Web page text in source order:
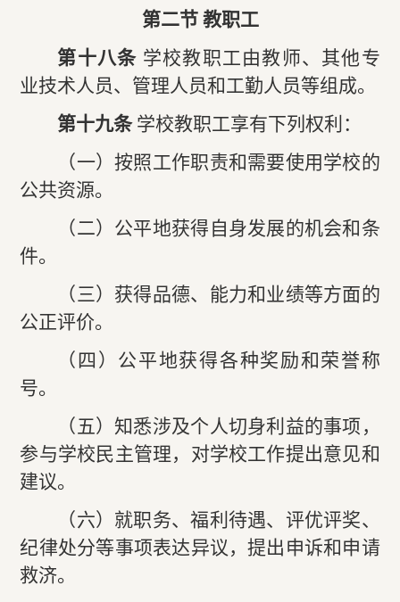
第二节 教职工
第十八条 学校教职工由教师、其他专
业技术人员、管理人员和工勤人员等组成。
第十九条 学校教职工享有下列权利：
（一）按照工作职责和需要使用学校的
公共资源。
（二）公平地获得自身发展的机会和条
件。
（三）获得品德、能力和业绩等方面的
公正评价。
（四）公平地获得各种奖励和荣誉称
号。
（五）知悉涉及个人切身利益的事项，
参与学校民主管理，对学校工作提出意见和
建议。
（六）就职务、福利待遇、评优评奖、
纪律处分等事项表达异议，提出申诉和申请
救济。